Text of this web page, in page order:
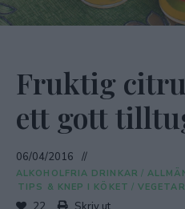
Fruktig
ett gott
06/04/2016
ALKOHOLFRIA DRINKAR /
TIPS & KNEP I KÖKET /